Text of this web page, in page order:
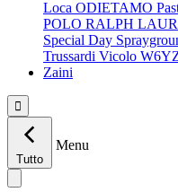
Loca ODIETAMO
POLO RALPH
Special Day
Trussardi Vicolo
Zaini

Tutto
Menu